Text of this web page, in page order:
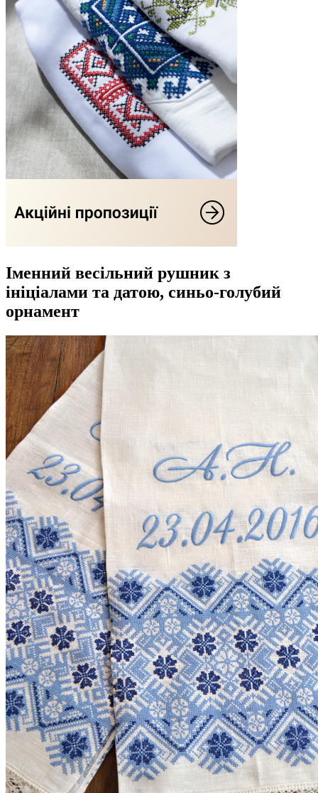
Іменний весільний рушник з
ініціалами та датою, синьо-голубий
орнамент